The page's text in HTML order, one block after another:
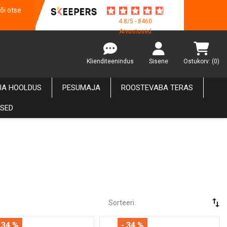
otse
4.8/5 - 8460
Arvustused
Klienditeenindus Sisene Ostukorv: (0)
HOOLDUS PESUMAJA ROOSTEVABA TERAS
Sorteeri: swap_vert